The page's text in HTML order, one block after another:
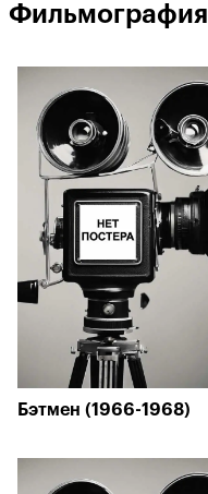
Фильмография
Бэтмен (1966-1968)